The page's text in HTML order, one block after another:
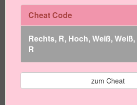
Cheat Code
Rechts, R, Hoch, Weiß,
R
zum Cheat